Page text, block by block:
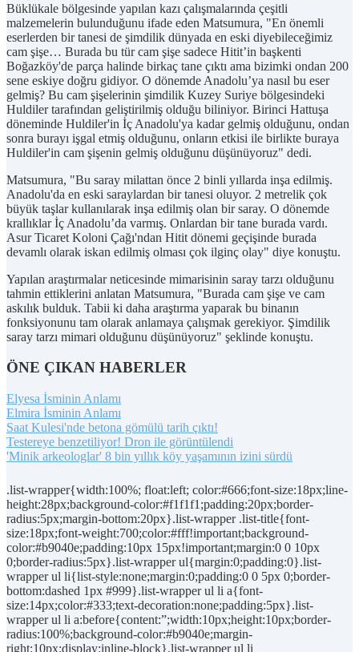
Büklükale bölgesinde yapılan kazı çalışmalarında çeşitli
malzemelerin bulunduğunu ifade eden Matsumura, "En önemli
eserlerden bir tanesi de şimdilik dünyada en eski diyebileceğimiz
cam şişe… Burada bu tür cam şişe sadece Hitit’in başkenti
Boğazköy'de parça halinde birkaç tane çıktı ama bizimki ondan 200
sene eskiye doğru gidiyor. O dönemde Anadolu’ya nasıl bu eser
gelmiş? Bu cam şişelerinin şimdilik Kuzey Suriye bölgesindeki
Huldiler tarafından geliştirilmiş olduğu biliniyor. Birinci Hattuşa
döneminde Huldiler'in İç Anadolu'ya kadar gelmiş olduğunu, ondan
sonra burayı işgal etmiş olduğunu, onların etkisi ile birlikte buraya
Huldiler'in cam şişenin gelmiş olduğunu düşünüyoruz" dedi.
Matsumura, "Bu saray milattan önce 2 binli yıllarda inşa edilmiş.
Anadolu'da en eski saraylardan bir tanesi oluyor. 2 metrelik çok
büyük taşlar kullanılarak inşa edilmiş olan bir saray. O dönemde
krallıklar İç Anadolu’da varmış. Onlardan bir tane burada vardı.
Asur Ticaret Koloni Çağı'ndan Hitit dönemi geçişinde burada
devamlı olarak iskan edilmiş olması çok ilginç olay" diye konuştu.
Yapılan araştırmalar neticesinde mimarisinin saray tarzı olduğunu
tahmin ettiklerini anlatan Matsumura, "Burada cam şişe ve cam
askılık bulduk. Tabii ki daha araştırma yaparak bu binanın
fonksiyonunu tam olarak anlamaya çalışmak gerekiyor. Şimdilik
saray tarzı mimari olduğunu düşünüyoruz" şeklinde konuştu.
ÖNE ÇIKAN HABERLER
Elyesa İsminin Anlamı
Elmira İsminin Anlamı
Saat Kulesi'nde betona gömülü tarih çıktı!
Testereye benzetiliyor! Dron ile görüntülendi
'Minik arkeologlar' 8 bin yıllık köy yaşamının izini sürdü
.list-wrapper{width:100%; float:left; color:#666;font-size:18px;line-
height:28px;background-color:#f1f1f1;padding:20px;border-
radius:5px;margin-bottom:20px}.list-wrapper .list-title{font-
size:18px;font-weight:700;color:#fff!important;background-
color:#b9040e;padding:10px 15px!important;margin:0 0 10px
0;border-radius:5px}.list-wrapper ul{margin:0;padding:0}.list-
wrapper ul li{list-style:none;margin:0;padding:0 0 5px 0;border-
bottom:dashed 1px #999}.list-wrapper ul li a{font-
size:14px;color:#333;text-decoration:none;padding:5px}.list-
wrapper ul li a:before{content:”;width:10px;height:10px;border-
radius:100%;background-color:#b9040e;margin-
right:10px;display:inline-block}.list-wrapper ul li